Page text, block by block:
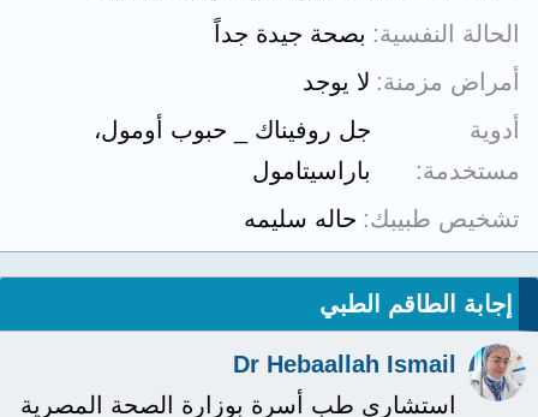
الحالة النفسية
بصحة جيدة جداً
أمراض مزمنة لا يوجد
أدوية
مستخدمة
جل روفيناك _ حبوب أومول،
باراسيتامول
تشخيص طبيبك حاله سليمه
إجابة الطاقم الطبي
Dr Hebaallah Ismail
استشاري طب أسرة بوزارة الصحة المصرية